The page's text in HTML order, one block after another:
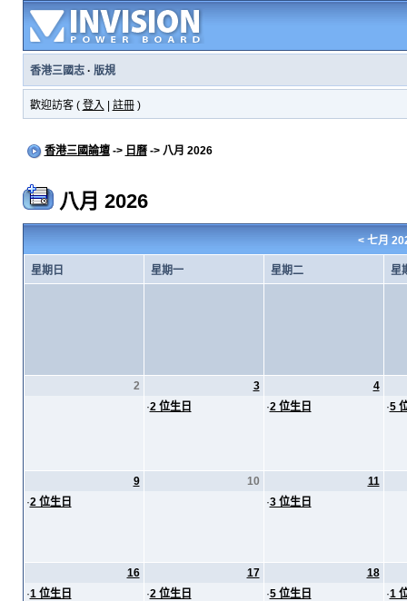
香港三國志· 版規
歡迎訪客 ( 登入 註冊)
香港三國論壇-> 日曆-> 八月 2026
八月 2026
< 七月
星期日 星期一 星期二 星
2
3
·2 位生日
4
·2 位生日 ·5
9
·2 位生日
10
11
·3 位生日
16
·1 位生日
17
·2 位生日
18
·5 位生日 ·1